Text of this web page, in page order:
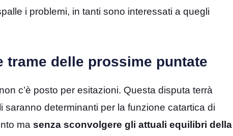
i problemi, in tanti sono interessati a quegli
trame delle prossime puntate
c’è posto per esitazioni. Questa disputa terrà
determinanti per la funzione catartica di
ma senza sconvolgere gli attuali equilibri della